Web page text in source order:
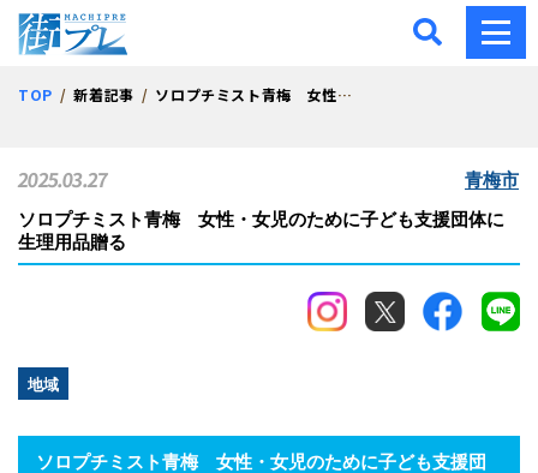
街プレ -東京・西多摩の
TOP 新着記事 ソロプチミスト青梅 女性・女児のために子ども支援団体に生理用品贈る
ソロプチミスト青梅 女性・女児のために子ども支援団体に
生理用品贈る
地域
2025.03.27 青梅市
ソロプチミスト青梅 女性・女児のために子ども支援団